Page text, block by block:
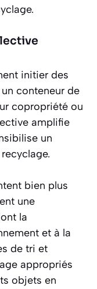
initier des
conteneur de
copropriété ou
amplifie
un
bien plus
une
la
et à la
de tri et
appropriés
objets en